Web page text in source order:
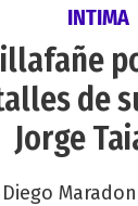
INTIMA
de
Jorge